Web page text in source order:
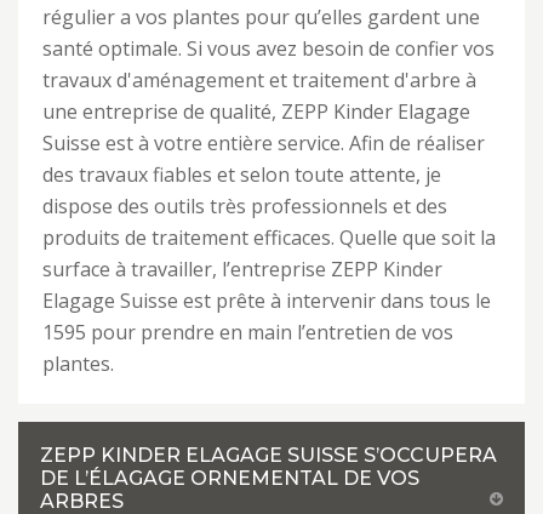
régulier a vos plantes pour qu’elles gardent une
santé optimale. Si vous avez besoin de confier vos
travaux d'aménagement et traitement d'arbre à
une entreprise de qualité, ZEPP Kinder Elagage
Suisse est à votre entière service. Afin de réaliser
des travaux fiables et selon toute attente, je
dispose des outils très professionnels et des
produits de traitement efficaces. Quelle que soit la
surface à travailler, l’entreprise ZEPP Kinder
Elagage Suisse est prête à intervenir dans tous le
1595 pour prendre en main l’entretien de vos
plantes.
ZEPP KINDER ELAGAGE SUISSE S’OCCUPERA
DE L’ÉLAGAGE ORNEMENTAL DE VOS
ARBRES